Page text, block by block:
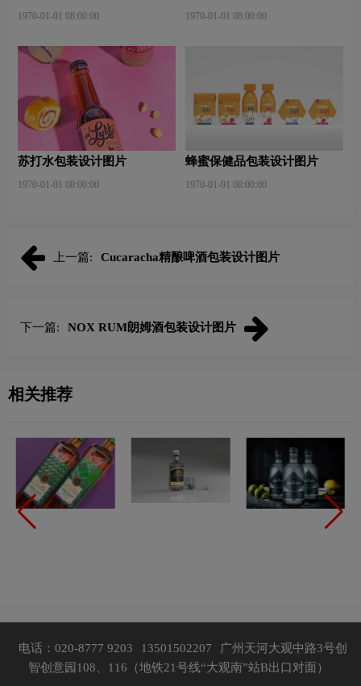
1970-01-01 08:00:00 1970-01-01 08:00:00
苏打水包装设计图片
1970-01-01 08:00:00
蜂蜜保健品包装设计图片
1970-01-01 08:00:00
上一篇: ​Cucaracha精酿啤酒包装设计图片
下一篇: NOX RUM朗姆酒包装设计图片
相关推荐
电话：020-8777 9203 13501502207
广州天河大观中路3号创
智创意园108、116（地铁21号线“大观南”站B出口对面）